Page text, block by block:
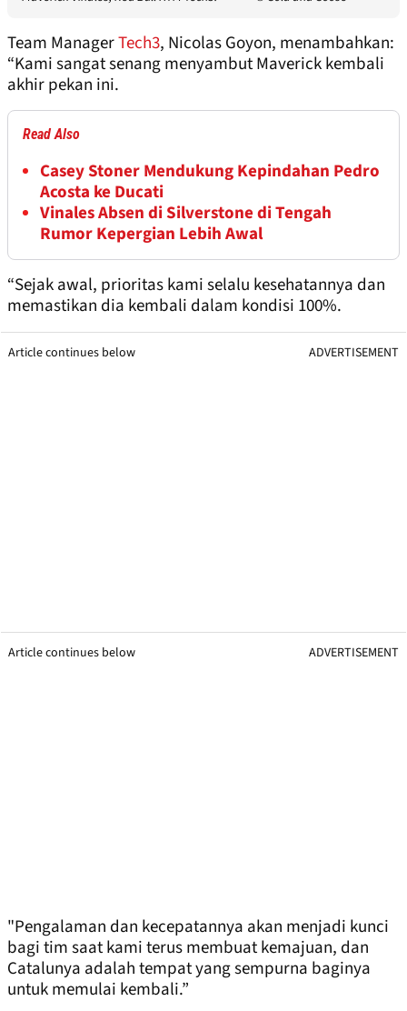
Team ManagerTech3, Nicolas Goyon, menambahkan:
“Kami sangat senang menyambut Maverick kembali
akhir pekan ini.
Read Also
Casey Stoner Mendukung Kepindahan Pedro
Acosta ke Ducati
Vinales Absen di Silverstone di Tengah
Rumor Kepergian Lebih Awal
“Sejak awal, prioritas kami selalu kesehatannya dan
memastikan dia kembali dalam kondisi 100%.
Article continues below ADVERTISEMENT
Article continues below ADVERTISEMENT
"Pengalaman dan kecepatannya akan menjadi kunci
bagi tim saat kami terus membuat kemajuan, dan
Catalunya adalah tempat yang sempurna baginya
untuk memulai kembali.”